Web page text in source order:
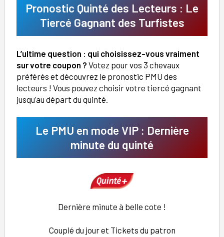
Pronostic Quinté des Lecteurs : Le
Tiercé Gagnant des Turfistes
L’ultime question : qui choisissez-vous vraiment
sur votre coupon ? Votez pour vos 3 chevaux
préférés et découvrez le pronostic PMU des
lecteurs ! Vous pouvez choisir votre tiercé gagnant
jusqu’au départ du quinté.
Le PMU en mode VIP : Dernière
minute du quinté
Dernière minute à belle cote !
Couplé du jour et Tickets du patron